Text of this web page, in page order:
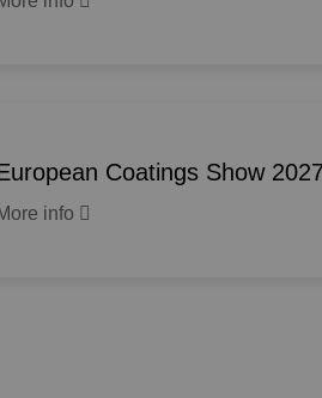
Coatings Show 2027
info